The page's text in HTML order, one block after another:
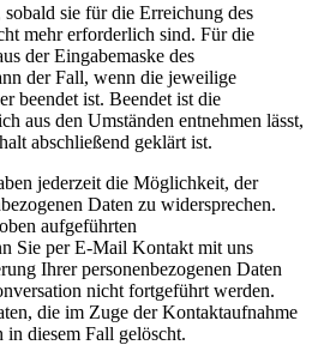
sie für die Erreichung des
mehr erforderlich sind. Für die
der Eingabemaske des
der Fall, wenn die jeweilige
beendet ist. Beendet ist die
aus den Umständen entnehmen lässt,
abschließend geklärt ist.
jederzeit die Möglichkeit, der
Daten zu widersprechen.
aufgeführten
Sie per E-Mail Kontakt mit uns
Ihrer personenbezogenen Daten
nicht fortgeführt werden.
die im Zuge der Kontaktaufnahme
in diesem Fall gelöscht.